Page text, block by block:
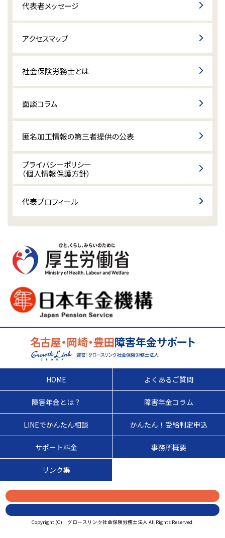
代表者メッセージ
アクセスマップ
社会保険労務士とは
面談コラム
匿名加工情報の第三者提供の公表
プライバシーポリシー
（個人情報保護方針）
代表プロフィール
HOME よくあるご質問
障害年金とは？ 障害年金コラム
LINEでかんたん相談 かんたん！受給判定申込
サポート料金 事務所概要
リンク集
Copyright (C) グロースリンク社会保険労務士法人 All Rights Reserved.